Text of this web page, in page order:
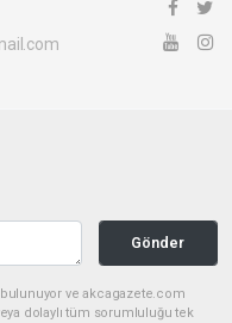
Gönder
bulunuyor ve akcagazete.com
dolaylı tüm sorumluluğu tek